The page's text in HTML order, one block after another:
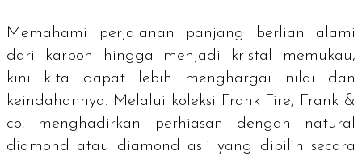
Memahami perjalanan panjang berlian alami
dari karbon hingga menjadi kristal memukau,
kini kita dapat lebih menghargai nilai dan
keindahannya. Melalui koleksi Frank Fire, Frank &
co. menghadirkan perhiasan dengan natural
diamond atau diamond asli yang dipilih secara